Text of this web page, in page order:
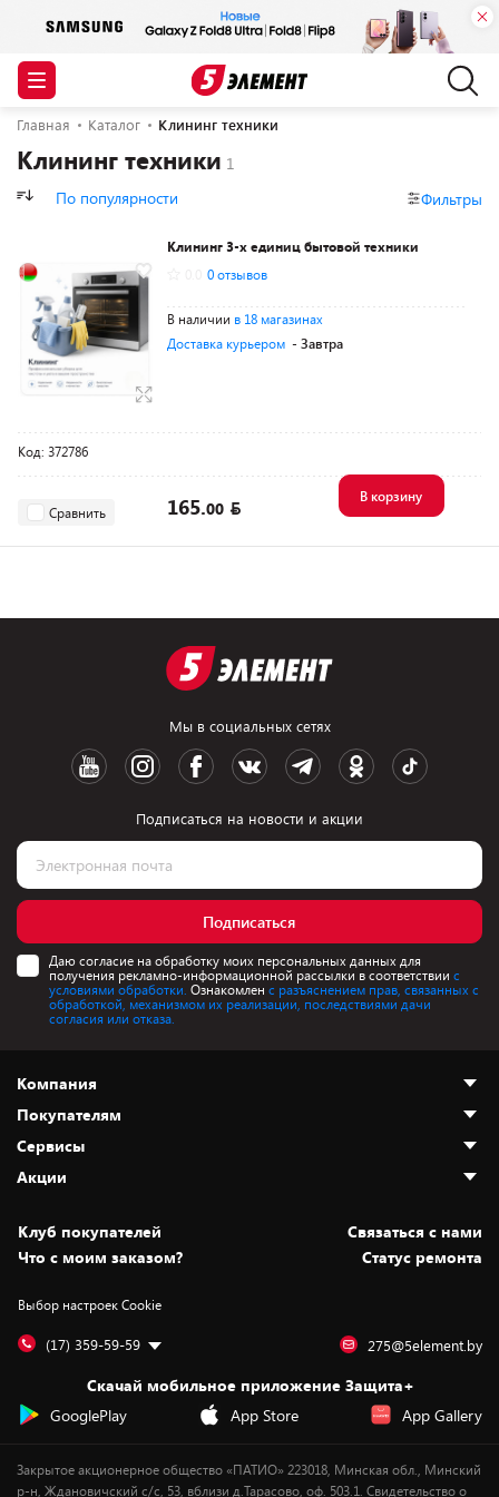
Главная Каталог Клининг техники
Клининг техники
По популярности Фильтры
Клининг 3-х единиц бытовой техники
0 отзывов
В наличии в 18 магазинах
Доставка курьером - Завтра
Код: 372786
Сравнить 165.00
В корзину
Мы в социальных сетях
Подписаться на новости и акции
Подписаться
Даю согласие на обработку моих персональных данных для
получения рекламно-информационной рассылки в соответствии с
условиями обработки. Ознакомлен с разъяснением прав, связанных с
обработкой, механизмом их реализации, последствиями дачи
согласия или отказа.
Компания
О нас
Адреса магазинов
Новости
Статьи и обзоры
Вакансии
Дай пять добру!
Покупателям
Как сделать заказ
Оплата и доставка
Безналичный расчёт
Обмен и возврат товара
Обработка персональных данных
Подарочные карты
Сервисы
Установка техники
Для игровых консолей
Для мобильных устройств
Для компьютеров
Сервисные центры
Акции
Скидки и промокоды
Белорусские товары
Бонусы
Оплата частями
Уценка
Клуб покупателей
Cвязаться с нами
Что с моим заказом?
Статус ремонта
Выбор настроек Cookie
(17) 359-59-59 275@5element.by
Скачай мобильное приложение Защита+
GooglePlay
App Store App Gallery
Закрытое акционерное общество «ПАТИО» 223018, Минская обл., Минский
р-н, Ждановичский с/с, 53, вблизи д.Тарасово, оф. 503.1. Свидетельство о